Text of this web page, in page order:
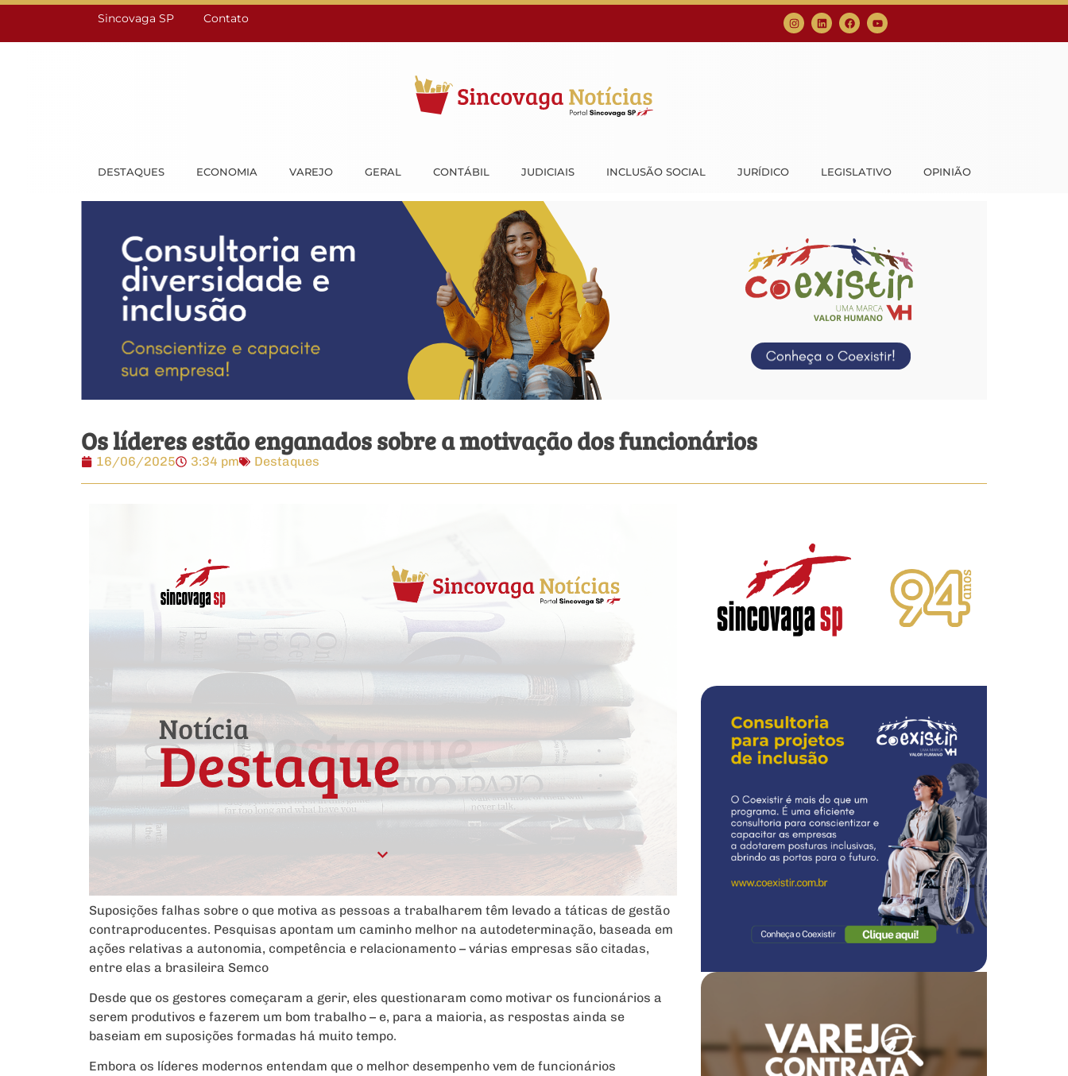
Sincovaga SP Contato
DESTAQUES ECONOMIA VAREJO GERAL CONTÁBIL JUDICIAIS INCLUSÃO SOCIAL JURÍDICO LEGISLATIVO OPINIÃO
Os líderes estão enganados sobre a motivação dos funcionários
16/06/2025 3:34 pm Destaques
Suposições falhas sobre o que motiva as pessoas a trabalharem têm levado a táticas de gestão
contraproducentes. Pesquisas apontam um caminho melhor na autodeterminação, baseada em
ações relativas a autonomia, competência e relacionamento – várias empresas são citadas,
entre elas a brasileira Semco
Desde que os gestores começaram a gerir, eles questionaram como motivar os funcionários a
serem produtivos e fazerem um bom trabalho – e, para a maioria, as respostas ainda se
baseiam em suposições formadas há muito tempo.
Embora os líderes modernos entendam que o melhor desempenho vem de funcionários